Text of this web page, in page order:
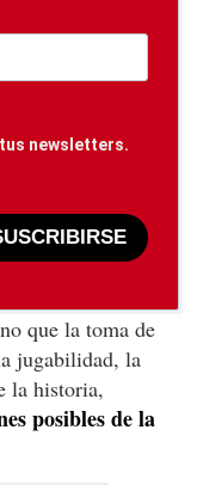
newsletters.
que la toma de
jugabilidad, la
la historia,
posibles de la